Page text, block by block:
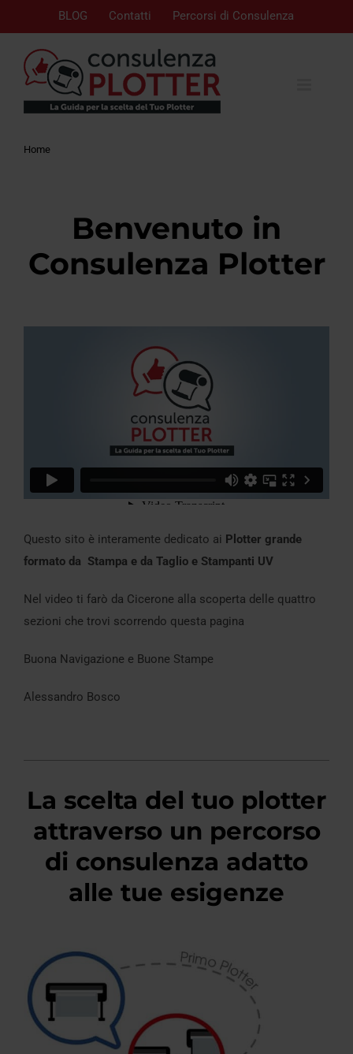
BLOG Contatti Percorsi di Consulenza
Home
Benvenuto in
Consulenza Plotter
Questo sito è interamente dedicato ai Plotter grande
formato da Stampa e da Taglio e Stampanti UV
Nel video ti farò da Cicerone alla scoperta delle quattro
sezioni che trovi scorrendo questa pagina
Buona Navigazione e Buone Stampe
Alessandro Bosco
La scelta del tuo plotter
attraverso un percorso
di consulenza adatto
alle tue esigenze